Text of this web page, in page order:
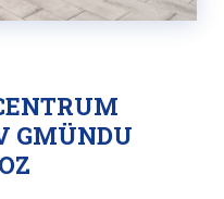
GMÜNDU